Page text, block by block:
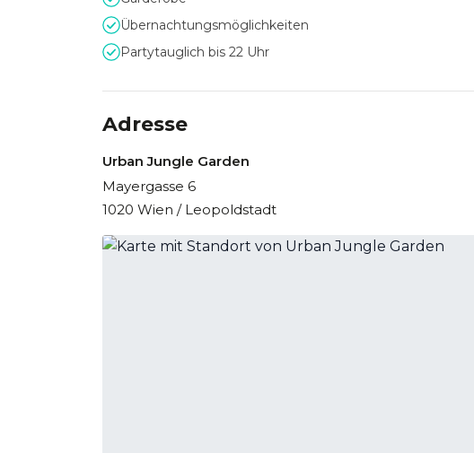
Übernachtungsmöglichkeiten
Partytauglich bis 22 Uhr
Adresse
Urban Jungle Garden
Mayergasse 6
1020 Wien / Leopoldstadt